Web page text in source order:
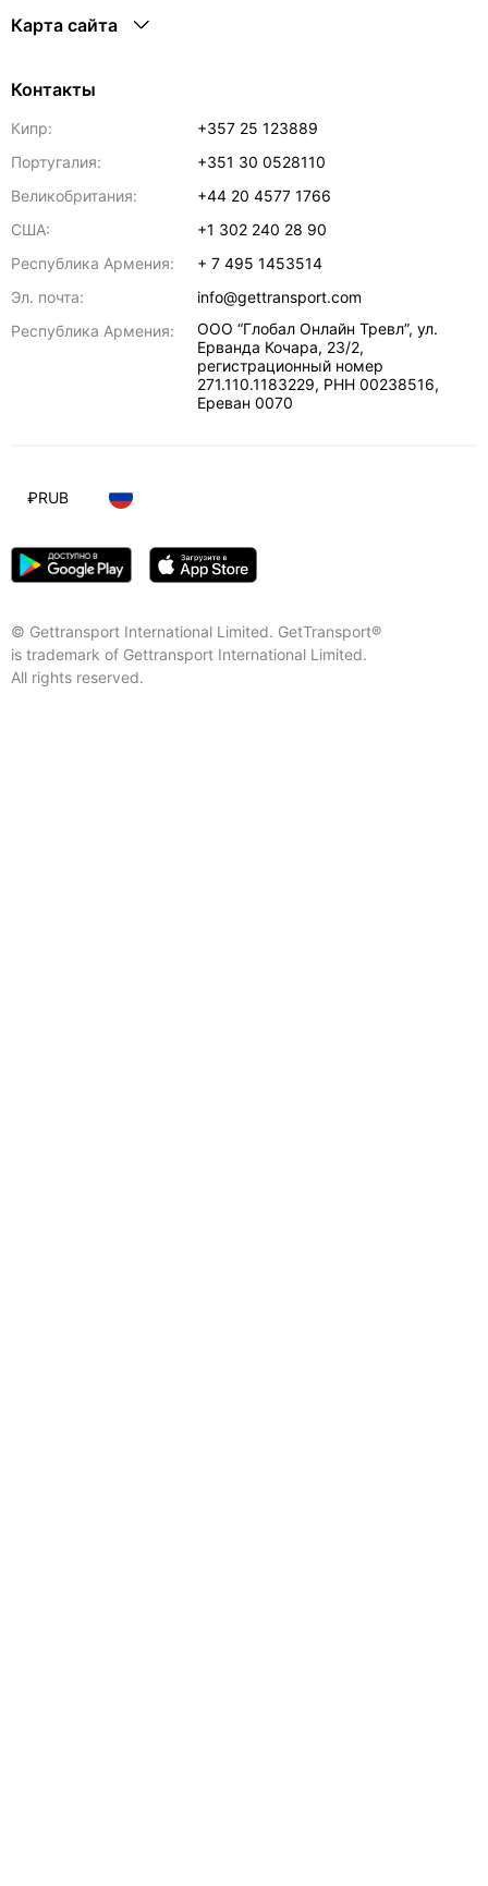
Карта сайта
Контакты
Кипр:
+357 25 123889
Португалия:
+351 30 0528110
Великобритания:
+44 20 4577 1766
США:
+1 302 240 28 90
Республика Армения:
+ 7 495 1453514
Эл. почта:
info@gettransport.com
Республика Армения:
ООО “Глобал Онлайн Тревл”, ул.
Ерванда Кочара, 23/2,
регистрационный номер
271.110.1183229, РНН 00238516,
Ереван 0070
© Gettransport International Limited. GetTransport®
is trademark of Gettransport International Limited.
All rights reserved.
₽RUB